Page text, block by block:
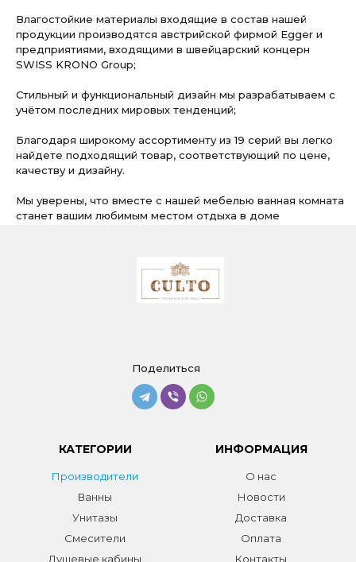
Влагостойкие материалы входящие в состав нашей
продукции производятся австрийской фирмой Egger и
предприятиями, входящими в швейцарский концерн
SWISS KRONO Group;
Стильный и функциональный дизайн мы разрабатываем с
учётом последних мировых тенденций;
Благодаря широкому ассортименту из 19 серий вы легко
найдете подходящий товар, соответствующий по цене,
качеству и дизайну.
Мы уверены, что вместе с нашей мебелью ванная комната
станет вашим любимым местом отдыха в доме
Поделиться
КАТЕГОРИИ
Производители
Ванны
Унитазы
Смесители
Душевые кабины
ИНФОРМАЦИЯ
О нас
Новости
Доставка
Оплата
Контакты